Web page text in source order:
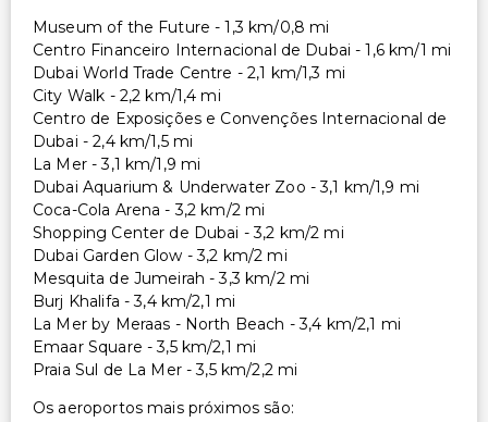
Museum of the Future - 1,3 km/0,8 mi
Centro Financeiro Internacional de Dubai - 1,6 km/1 mi
Dubai World Trade Centre - 2,1 km/1,3 mi
City Walk - 2,2 km/1,4 mi
Centro de Exposições e Convenções Internacional de
Dubai - 2,4 km/1,5 mi
La Mer - 3,1 km/1,9 mi
Dubai Aquarium & Underwater Zoo - 3,1 km/1,9 mi
Coca-Cola Arena - 3,2 km/2 mi
Shopping Center de Dubai - 3,2 km/2 mi
Dubai Garden Glow - 3,2 km/2 mi
Mesquita de Jumeirah - 3,3 km/2 mi
Burj Khalifa - 3,4 km/2,1 mi
La Mer by Meraas - North Beach - 3,4 km/2,1 mi
Emaar Square - 3,5 km/2,1 mi
Praia Sul de La Mer - 3,5 km/2,2 mi
Os aeroportos mais próximos são: